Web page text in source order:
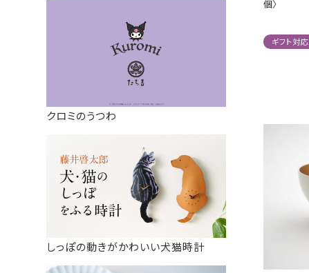
クロミのうつわ
しっぽの動きがかわいい犬猫時計
個〉
ギフト対応